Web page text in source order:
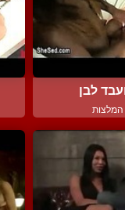
לבן